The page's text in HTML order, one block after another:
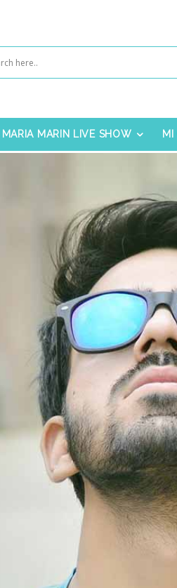
MARIA MARIN LIVE SHOW MI